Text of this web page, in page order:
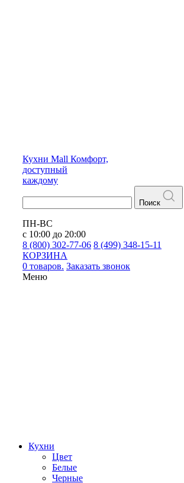
Кухни Mall Комфорт,
доступный
каждому
Поиск
ПН-ВС
с 10:00 до 20:00
8 (800) 302-77-06 8 (499) 348-15-11
КОРЗИНА
0 товаров. Заказать звонок
Меню
Кухни
Цвет
Белые
Черные